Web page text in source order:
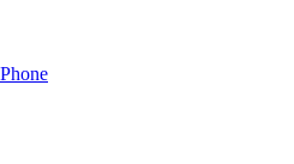
Phone